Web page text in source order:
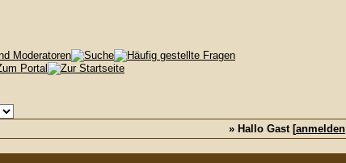
» Hallo Gast [anmelden